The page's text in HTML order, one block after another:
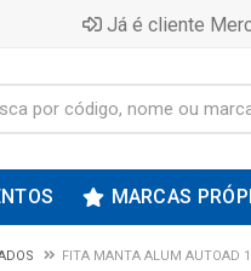
Já é cliente
MARCAS
FITA MANTA ALUM AUTOAD